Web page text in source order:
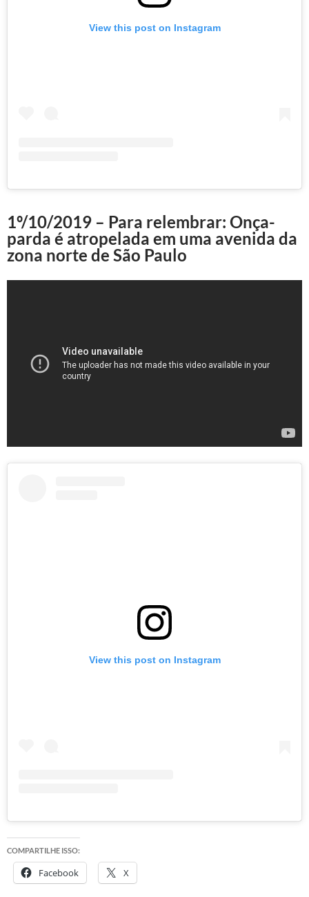
View this post on Instagram
1º/10/2019 – Para relembrar: Onça-
parda é atropelada em uma avenida da
zona norte de São Paulo
View this post on Instagram
COMPARTILHE ISSO:
Facebook X